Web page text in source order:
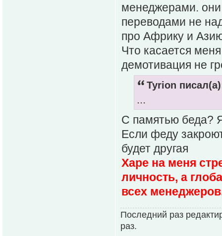
менеджерами. они
переводами не
про Африку и
Что касается
демотивация не
Tyrion
...
С памятью беда?
Если феду
будет другая
Харе на меня
личность, а
всех
Последний раз
раз.